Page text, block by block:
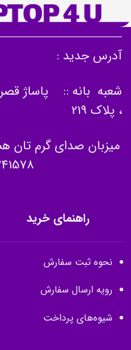
آدرس جدید :
شعبه بانه :: پاساژ
، پلاک 219
میزبان صدای گرم
راهنمای خرید
نحوه ثبت سفارش
رویه ارسال سفارش
شیوه‌های پرداخت